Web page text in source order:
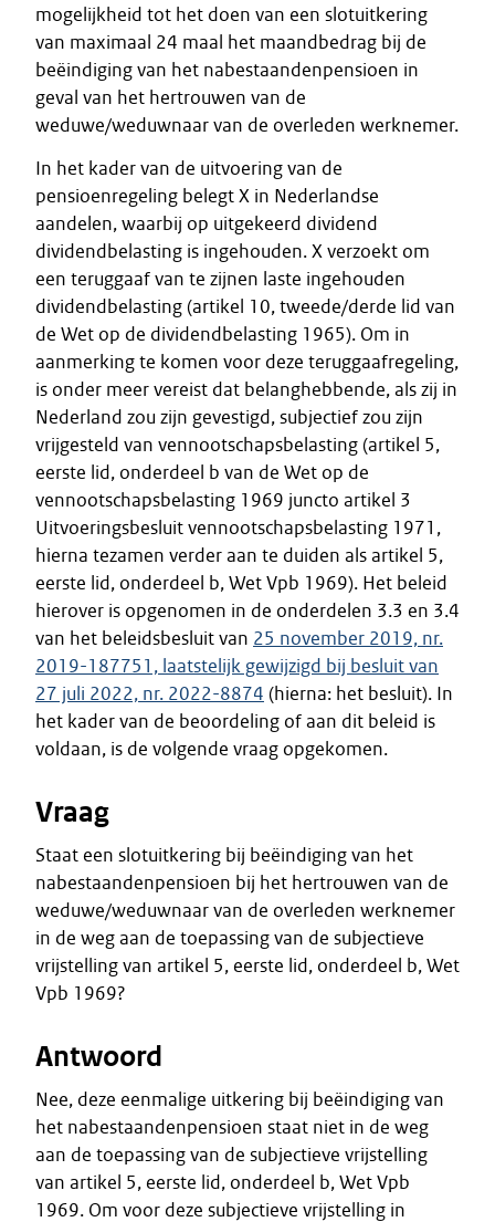
mogelijkheid tot het doen van een slotuitkering
van maximaal 24 maal het maandbedrag bij de
beëindiging van het nabestaandenpensioen in
geval van het hertrouwen van de
weduwe/weduwnaar van de overleden werknemer.
In het kader van de uitvoering van de
pensioenregeling belegt X in Nederlandse
aandelen, waarbij op uitgekeerd dividend
dividendbelasting is ingehouden. X verzoekt om
een teruggaaf van te zijnen laste ingehouden
dividendbelasting (artikel 10, tweede/derde lid van
de Wet op de dividendbelasting 1965). Om in
aanmerking te komen voor deze teruggaafregeling,
is onder meer vereist dat belanghebbende, als zij in
Nederland zou zijn gevestigd, subjectief zou zijn
vrijgesteld van vennootschapsbelasting (artikel 5,
eerste lid, onderdeel b van de Wet op de
vennootschapsbelasting 1969 juncto artikel 3
Uitvoeringsbesluit vennootschapsbelasting 1971,
hierna tezamen verder aan te duiden als artikel 5,
eerste lid, onderdeel b, Wet Vpb 1969). Het beleid
hierover is opgenomen in de onderdelen 3.3 en 3.4
van het beleidsbesluit van 25 november 2019, nr.
2019-187751, laatstelijk gewijzigd bij besluit van
27 juli 2022, nr. 2022-8874 (hierna: het besluit). In
het kader van de beoordeling of aan dit beleid is
voldaan, is de volgende vraag opgekomen.
Vraag
Staat een slotuitkering bij beëindiging van het
nabestaandenpensioen bij het hertrouwen van de
weduwe/weduwnaar van de overleden werknemer
in de weg aan de toepassing van de subjectieve
vrijstelling van artikel 5, eerste lid, onderdeel b, Wet
Vpb 1969?
Antwoord
Nee, deze eenmalige uitkering bij beëindiging van
het nabestaandenpensioen staat niet in de weg
aan de toepassing van de subjectieve vrijstelling
van artikel 5, eerste lid, onderdeel b, Wet Vpb
1969. Om voor deze subjectieve vrijstelling in